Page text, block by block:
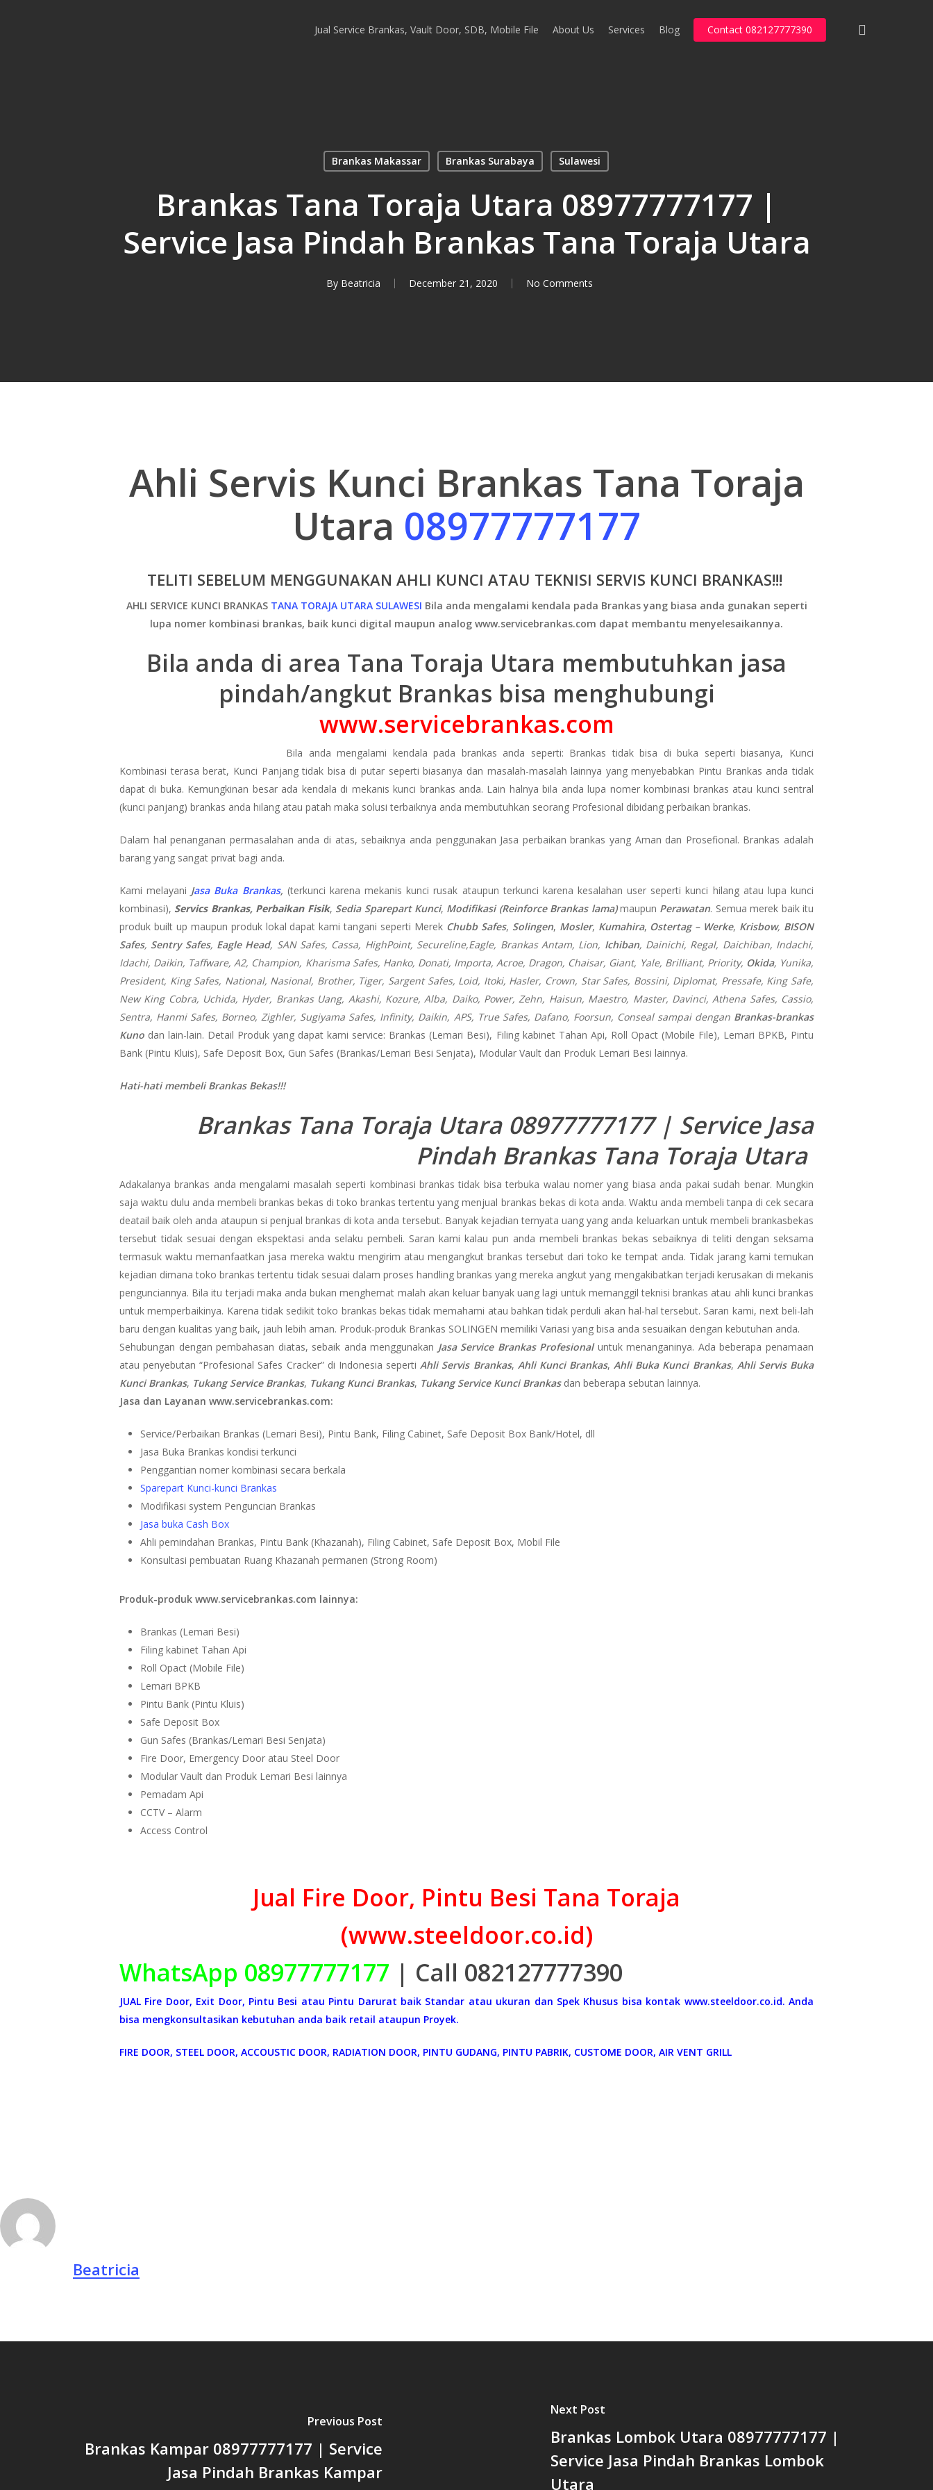
Hit enter to search or ESC to close
Jual Service Brankas, Vault Door, SDB, Mobile File About Us Services Blog Contact 082127777390
Brankas Makassar Brankas Surabaya Sulawesi
Brankas Tana Toraja Utara 08977777177 |
Service Jasa Pindah Brankas Tana Toraja Utara
By Beatricia December 21, 2020 No Comments
Ahli Servis Kunci Brankas Tana Toraja
Utara 08977777177
TELITI SEBELUM MENGGUNAKAN AHLI KUNCI ATAU TEKNISI SERVIS KUNCI BRANKAS!!!
AHLI SERVICE KUNCI BRANKAS TANA TORAJA UTARA SULAWESI Bila anda mengalami kendala pada Brankas yang biasa anda gunakan seperti
lupa nomer kombinasi brankas, baik kunci digital maupun analog www.servicebrankas.com dapat membantu menyelesaikannya.
Bila anda di area Tana Toraja Utara membutuhkan jasa
pindah/angkut Brankas bisa menghubungi
www.servicebrankas.com
Bila anda mengalami kendala pada brankas anda seperti: Brankas tidak bisa di buka seperti biasanya, Kunci
Kombinasi terasa berat, Kunci Panjang tidak bisa di putar seperti biasanya dan masalah-masalah lainnya yang menyebabkan Pintu Brankas anda tidak
dapat di buka. Kemungkinan besar ada kendala di mekanis kunci brankas anda. Lain halnya bila anda lupa nomer kombinasi brankas atau kunci sentral
(kunci panjang) brankas anda hilang atau patah maka solusi terbaiknya anda membutuhkan seorang Profesional dibidang perbaikan brankas.
Dalam hal penanganan permasalahan anda di atas, sebaiknya anda penggunakan Jasa perbaikan brankas yang Aman dan Prosefional. Brankas adalah
barang yang sangat privat bagi anda.
Kami melayani Jasa Buka Brankas, (terkunci karena mekanis kunci rusak ataupun terkunci karena kesalahan user seperti kunci hilang atau lupa kunci
kombinasi), Servics Brankas, Perbaikan Fisik, Sedia Sparepart Kunci, Modifikasi (Reinforce Brankas lama)maupun Perawatan. Semua merek baik itu
produk built up maupun produk lokal dapat kami tangani seperti Merek Chubb Safes, Solingen, Mosler, Kumahira, Ostertag – Werke, Krisbow, BISON
Safes, Sentry Safes, Eagle Head, SAN Safes, Cassa, HighPoint, Secureline,Eagle, Brankas Antam, Lion, Ichiban, Dainichi, Regal, Daichiban, Indachi,
Idachi, Daikin, Taffware, A2, Champion, Kharisma Safes, Hanko, Donati, Importa, Acroe, Dragon, Chaisar, Giant, Yale, Brilliant, Priority, Okida, Yunika,
President, King Safes, National, Nasional, Brother, Tiger, Sargent Safes, Loid, Itoki, Hasler, Crown, Star Safes, Bossini, Diplomat, Pressafe, King Safe,
New King Cobra, Uchida, Hyder, Brankas Uang, Akashi, Kozure, Alba, Daiko, Power, Zehn, Haisun, Maestro, Master, Davinci, Athena Safes, Cassio,
Sentra, Hanmi Safes, Borneo, Zighler, Sugiyama Safes, Infinity, Daikin, APS, True Safes, Dafano, Foorsun, Conseal sampai dengan Brankas-brankas
Kuno dan lain-lain. Detail Produk yang dapat kami service: Brankas (Lemari Besi), Filing kabinet Tahan Api, Roll Opact (Mobile File), Lemari BPKB, Pintu
Bank (Pintu Kluis), Safe Deposit Box, Gun Safes (Brankas/Lemari Besi Senjata), Modular Vault dan Produk Lemari Besi lainnya.
Hati-hati membeli Brankas Bekas!!!
Brankas Tana Toraja Utara 08977777177 | Service Jasa
Pindah Brankas Tana Toraja Utara
Adakalanya brankas anda mengalami masalah seperti kombinasi brankas tidak bisa terbuka walau nomer yang biasa anda pakai sudah benar. Mungkin
saja waktu dulu anda membeli brankas bekas di toko brankas tertentu yang menjual brankas bekas di kota anda. Waktu anda membeli tanpa di cek secara
deatail baik oleh anda ataupun si penjual brankas di kota anda tersebut. Banyak kejadian ternyata uang yang anda keluarkan untuk membeli brankasbekas
tersebut tidak sesuai dengan ekspektasi anda selaku pembeli. Saran kami kalau pun anda membeli brankas bekas sebaiknya di teliti dengan seksama
termasuk waktu memanfaatkan jasa mereka waktu mengirim atau mengangkut brankas tersebut dari toko ke tempat anda. Tidak jarang kami temukan
kejadian dimana toko brankas tertentu tidak sesuai dalam proses handling brankas yang mereka angkut yang mengakibatkan terjadi kerusakan di mekanis
pengunciannya. Bila itu terjadi maka anda bukan menghemat malah akan keluar banyak uang lagi untuk memanggil teknisi brankas atau ahli kunci brankas
untuk memperbaikinya. Karena tidak sedikit toko brankas bekas tidak memahami atau bahkan tidak perduli akan hal-hal tersebut. Saran kami, next beli-lah
baru dengan kualitas yang baik, jauh lebih aman. Produk-produk Brankas SOLINGEN memiliki Variasi yang bisa anda sesuaikan dengan kebutuhan anda.
Sehubungan dengan pembahasan diatas, sebaik anda menggunakan Jasa Service Brankas Profesionaluntuk menanganinya. Ada beberapa penamaan
atau penyebutan “Profesional Safes Cracker” di Indonesia sepertiAhli Servis Brankas, Ahli Kunci Brankas,Ahli Buka Kunci Brankas, Ahli Servis Buka
Kunci Brankas, Tukang Service Brankas, Tukang Kunci Brankas, Tukang Service Kunci Brankasdan beberapa sebutan lainnya.
Jasa dan Layanan www.servicebrankas.com:
Service/Perbaikan Brankas (Lemari Besi), Pintu Bank, Filing Cabinet, Safe Deposit Box Bank/Hotel, dll
Jasa Buka Brankas kondisi terkunci
Penggantian nomer kombinasi secara berkala
Sparepart Kunci-kunci Brankas
Modifikasi system Penguncian Brankas
Jasa buka Cash Box
Ahli pemindahan Brankas, Pintu Bank (Khazanah), Filing Cabinet, Safe Deposit Box, Mobil File
Konsultasi pembuatan Ruang Khazanah permanen (Strong Room)
Produk-produk www.servicebrankas.com lainnya:
Brankas (Lemari Besi)
Filing kabinet Tahan Api
Roll Opact (Mobile File)
Lemari BPKB
Pintu Bank (Pintu Kluis)
Safe Deposit Box
Gun Safes (Brankas/Lemari Besi Senjata)
Fire Door, Emergency Door atau Steel Door
Modular Vault dan Produk Lemari Besi lainnya
Pemadam Api
CCTV – Alarm
Access Control
Jual Fire Door, Pintu Besi Tana Toraja
(www.steeldoor.co.id)
WhatsApp 08977777177 | Call 082127777390
JUAL Fire Door, Exit Door, Pintu Besi atau Pintu Darurat baik Standar atau ukuran dan Spek Khusus bisa kontak www.steeldoor.co.id. Anda
bisa mengkonsultasikan kebutuhan anda baik retail ataupun Proyek.
FIRE DOOR, STEEL DOOR, ACCOUSTIC DOOR, RADIATION DOOR, PINTU GUDANG, PINTU PABRIK, CUSTOME DOOR, AIR VENT GRILL
Beatricia
Previous Post
Brankas Kampar 08977777177 | Service
Jasa Pindah Brankas Kampar
Next Post
Brankas Lombok Utara 08977777177 |
Service Jasa Pindah Brankas Lombok
Utara